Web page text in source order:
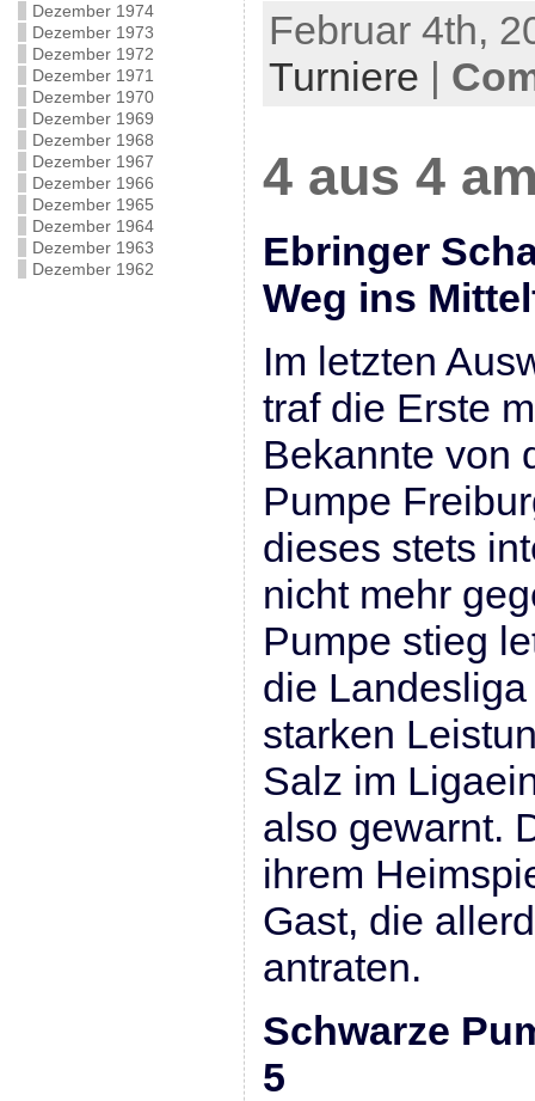
Dezember 1974
Dezember 1973
Dezember 1972
Dezember 1971
Dezember 1970
Dezember 1969
Dezember 1968
Dezember 1967
Dezember 1966
Dezember 1965
Dezember 1964
Dezember 1963
Dezember 1962
Februar 4th,
Turniere |
4 aus 4
Ebringer
Weg ins
Im letzten
traf die Erste
Bekannte von
Pumpe
dieses stets
nicht mehr
Pumpe stieg
die
starken
Salz im
also gewarnt.
ihrem
Gast, die
antraten.
Schwarze
5